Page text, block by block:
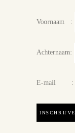
Voornaam :
Achternaam:
E-mail :